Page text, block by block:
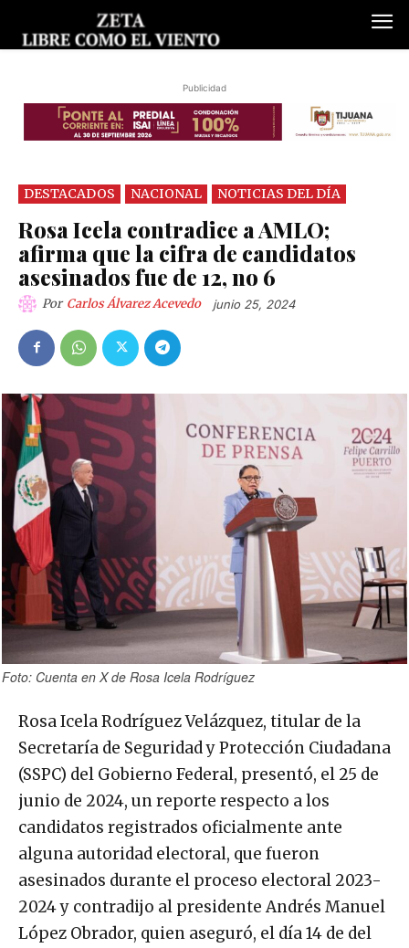
Publicidad
DESTACADOS NACIONAL NOTICIAS DEL DÍA
Rosa Icela contradice a AMLO;
afirma que la cifra de candidatos
asesinados fue de 12, no 6
Por Carlos Álvarez Acevedo junio 25, 2024
Foto: Cuenta en X de Rosa Icela Rodríguez
Rosa Icela Rodríguez Velázquez, titular de la
Secretaría de Seguridad y Protección Ciudadana
(SSPC) del Gobierno Federal, presentó, el 25 de
junio de 2024, un reporte respecto a los
candidatos registrados oficialmente ante
alguna autoridad electoral, que fueron
asesinados durante el proceso electoral 2023-
2024 y contradijo al presidente Andrés Manuel
López Obrador, quien aseguró, el día 14 de del